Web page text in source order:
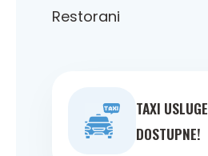
Restorani
TAXI USLUGE
DOSTUPNE!